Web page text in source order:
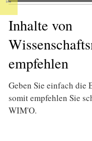
Inhalte von
empfehlen
Geben Sie einfach die
somit empfehlen Sie
WIM'O.